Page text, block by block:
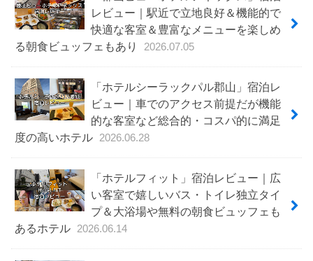
レビュー｜駅近で立地良好＆機能的で
快適な客室＆豊富なメニューを楽しめ
る朝食ビュッフェもあり
2026.07.05
「ホテルシーラックパル郡山」宿泊レ
ビュー｜車でのアクセス前提だが機能
的な客室など総合的・コスパ的に満足
度の高いホテル
2026.06.28
「ホテルフィット」宿泊レビュー｜広
い客室で嬉しいバス・トイレ独立タイ
プ＆大浴場や無料の朝食ビュッフェも
あるホテル
2026.06.14